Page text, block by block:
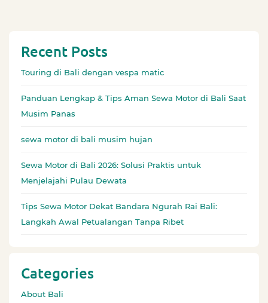
Recent Posts
Touring di Bali dengan vespa matic
Panduan Lengkap & Tips Aman Sewa Motor di Bali Saat
Musim Panas
sewa motor di bali musim hujan
Sewa Motor di Bali 2026: Solusi Praktis untuk
Menjelajahi Pulau Dewata
Tips Sewa Motor Dekat Bandara Ngurah Rai Bali:
Langkah Awal Petualangan Tanpa Ribet
Categories
About Bali